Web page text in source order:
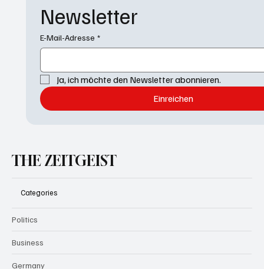
Newsletter
E-Mail-Adresse *
Ja, ich möchte den Newsletter abonnieren.
Einreichen
THE ZEITGEIST
Categories
Politics
Business
Germany